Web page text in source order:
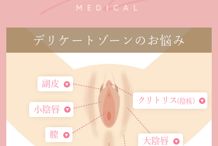
MEDICAL
デリケートゾーンのお悩み
副皮
小陰唇
膣
クリトリス （陰核）
大陰唇